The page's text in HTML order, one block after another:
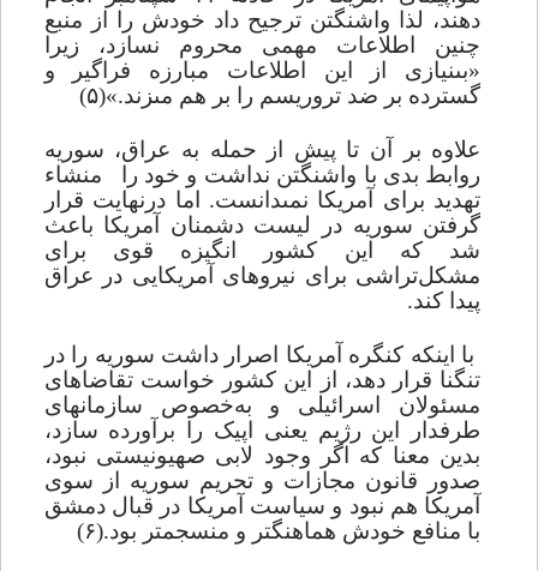
دهند، لذا واشنگتن ترجیح داد خودش را از منبع
چنین اطلاعات مهمى محروم نسازد، زیرا
«بى‏نیازى از این اطلاعات مبارزه فراگیر و
گسترده بر ضد تروریسم را بر هم مى‏زند.»(۵)
علاوه بر آن تا پیش از حمله به عراق، سوریه
روابط بدى با واشنگتن نداشت و خود را
منشاء
تهدید براى آمریکا نمى‏دانست. اما درنهایت قرار
گرفتن سوریه در لیست دشمنان آمریکا باعث
شد که این کشور انگیزه قوی براى
مشکل‌تراشى براى نیروهاى آمریکایى در عراق
پیدا کند.
با اینکه کنگره آمریکا اصرار داشت سوریه را در
تنگنا قرار دهد، از این کشور ‏خواست تقاضاهای
مسئولان اسرائیلى و به‌خصوص سازمان‏هاى
طرفدار این رژیم یعنى اپیک را برآورده سازد،
بدین معنا که اگر وجود لابى صهیونیستی نبود،
صدور قانون مجازات و تحریم سوریه از سوى
آمریکا هم نبود و سیاست آمریکا در قبال دمشق
با منافع خودش هماهنگ‏تر و منسجم‏تر بود.(۶)